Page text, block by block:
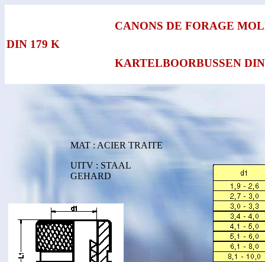
DIN 179 K
CANONS DE FORAGE
KARTELBOORBUSSEN
MAT : ACIER TRAITE
UITV : STAAL
GEHARD